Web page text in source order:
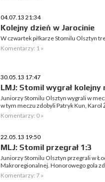
04.07.13 21:34
Kolejny dzień w Jarocinie
W czwartek piłkarze Stomilu Olsztyn
Komentarzy: 1 »
30.05.13 17:47
LMJ: Stomil wygrał kolejny
Juniorzy Stomilu Olsztyn wygrali w
w tym meczu zdobyli Patryk Kun, Karol
Komentarzy: 0 »
22.05.13 19:50
MLJ: Stomil przegrał 1:3
Juniorzy Stomilu Olsztyn przegrali w
Makroregionalnej. Honorowego gola
Komentarzy: 7 »